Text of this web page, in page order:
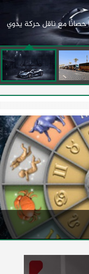
هينيسي تطرح طراز (بلاك بيرد) بقوة 850 حصانًا مع ناقل حركة يدوي